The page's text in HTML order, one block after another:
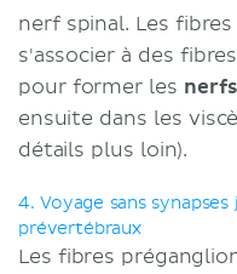
nerf spinal. Les
s'associer à des
pour former les nerfs
ensuite dans les
détails plus loin).
4. Voyage sans
prévertébraux
Les fibres